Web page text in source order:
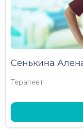
Сенькина
Терапевт